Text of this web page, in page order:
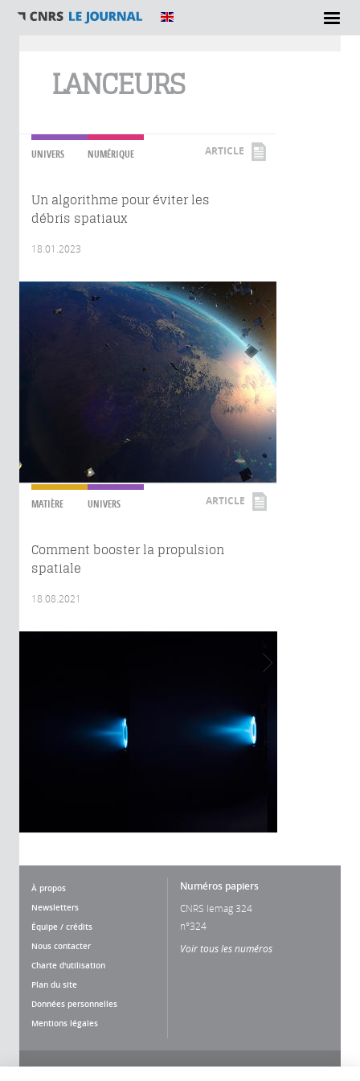
LANCEURS
UNIVERS NUMÉRIQUE ARTICLE
Un algorithme pour éviter les
débris spatiaux
18.01.2023
MATIÈRE UNIVERS ARTICLE
Comment booster la propulsion
spatiale
18.08.2021
À propos
Newsletters
Équipe / crédits
Nous contacter
Charte d'utilisation
Plan du site
Données personnelles
Mentions légales
Numéros papiers
CNRS lemag 324
n°324
Voir tous les numéros